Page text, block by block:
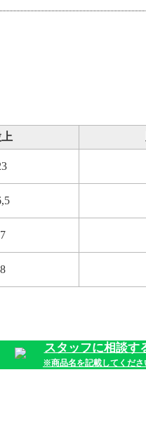
スタッフに相談す
※商品名を記載してくださ